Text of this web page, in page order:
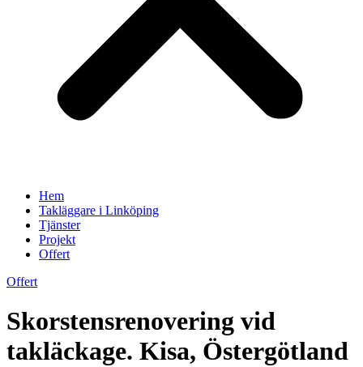
Hem
Takläggare i Linköping
Tjänster
Projekt
Offert
Offert
Skorstensrenovering vid
takläckage. Kisa, Östergötland